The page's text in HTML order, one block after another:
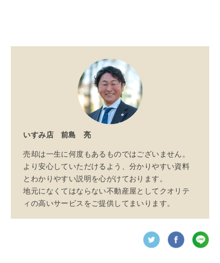
いすみ店 前島 亮
売却は一生に何度もあるものではございません。
より安心していただけるよう、分かりやすい資料
とわかりやすい説明を心がけております。
地元になくてはならない不動産屋としてクオリテ
ィの高いサービスをご提供してまいります。